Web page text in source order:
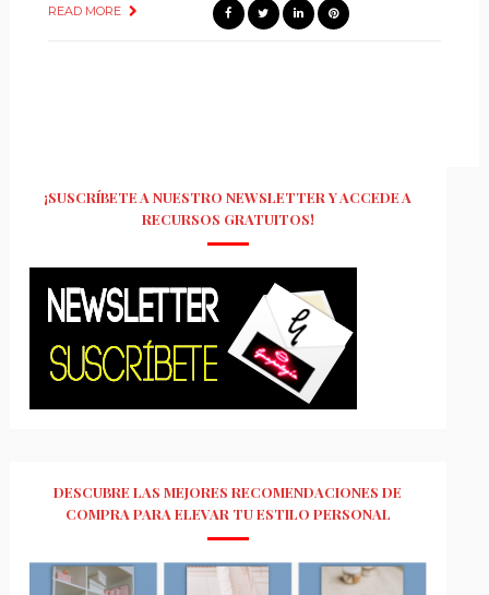
READ MORE
¡SUSCRÍBETE A NUESTRO NEWSLETTER Y ACCEDE A
RECURSOS GRATUITOS!
DESCUBRE LAS MEJORES RECOMENDACIONES DE
COMPRA PARA ELEVAR TU ESTILO PERSONAL